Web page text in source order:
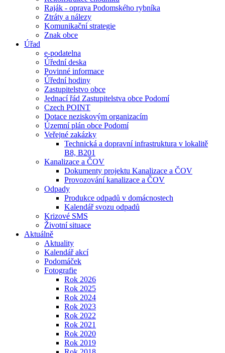
Raják - oprava Podomského rybníka
Ztráty a nálezy
Komunikační strategie
Znak obce
Úřad
e-podatelna
Úřední deska
Povinné informace
Úřední hodiny
Zastupitelstvo obce
Jednací řád Zastupitelstva obce Podomí
Czech POINT
Dotace neziskovým organizacím
Územní plán obce Podomí
Veřejné zakázky
Technická a dopravní infrastruktura v lokalitě
B8, B201
Kanalizace a ČOV
Dokumenty projektu Kanalizace a ČOV
Provozování kanalizace a ČOV
Odpady
Produkce odpadů v domácnostech
Kalendář svozu odpadů
Krizové SMS
Životní situace
Aktuálně
Aktuality
Kalendář akcí
Podomáček
Fotografie
Rok 2026
Rok 2025
Rok 2024
Rok 2023
Rok 2022
Rok 2021
Rok 2020
Rok 2019